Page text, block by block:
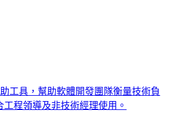
工具，幫助軟體開發團隊衡量技術負
程領導及非技術經理使用。